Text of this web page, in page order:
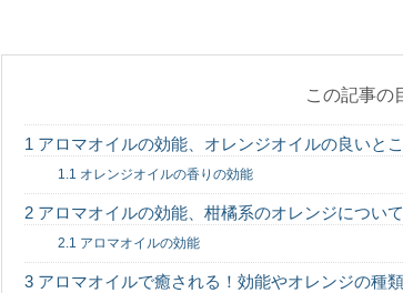
お子さんが入院をして付き
自転車が車道を通行
イバーにとっては邪魔だと...
この記事の
1 アロマオイルの効能、オレンジオイルの良いと
1.1 オレンジオイルの香りの効能
2 アロマオイルの効能、柑橘系のオレンジについて
2.1 アロマオイルの効能
3 アロマオイルで癒される！効能やオレンジの種